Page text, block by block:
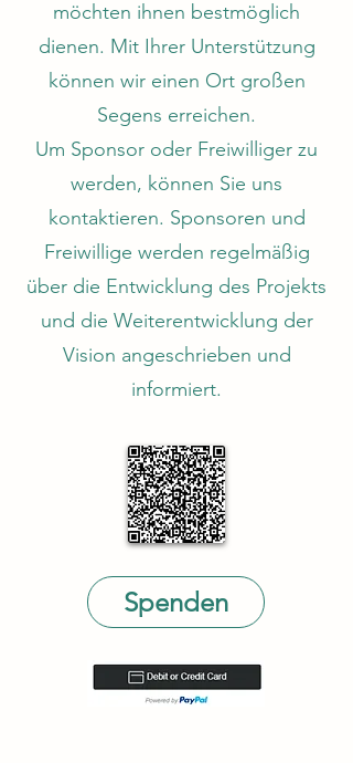
möchten ihnen bestmöglich
dienen. Mit Ihrer Unterstützung
können wir einen Ort großen
Segens erreichen.
Um Sponsor oder Freiwilliger zu
werden, können Sie uns
kontaktieren. Sponsoren und
Freiwillige werden regelmäßig
über die Entwicklung des Projekts
und die Weiterentwicklung der
Vision angeschrieben und
informiert.
Spenden